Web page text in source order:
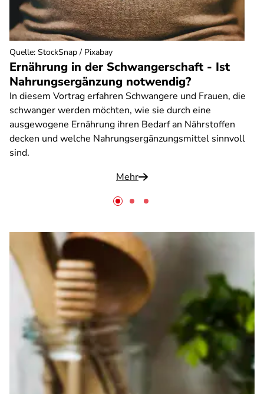
Ernährung in der Schwangerschaft - Ist
Nahrungsergänzung notwendig?
In diesem Vortrag erfahren Schwangere und Frauen, die
schwanger werden möchten, wie sie durch eine
ausgewogene Ernährung ihren Bedarf an Nährstoffen
decken und welche Nahrungsergänzungsmittel sinnvoll
sind.
Mehr
Quelle: StockSnap / Pixabay